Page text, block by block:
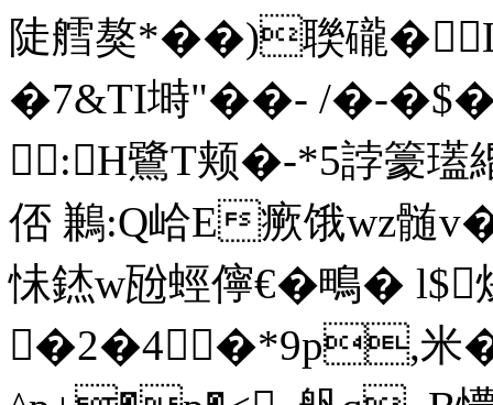
陡艝獒*��)聫礲
�7&TI塒"��- /�-�$�
:H鷺T颊�-*5誖籇
俖 鶼:Q峆E瘚饿wz
怽錰w瓰蛵儜€�鴫�
�2�4�*9p,米